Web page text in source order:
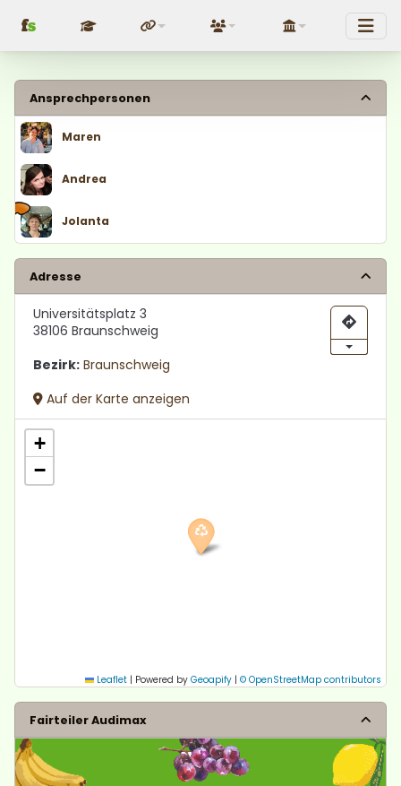
fs FundraisingÜber uns Politik
Ansprechpersonen
Maren
Andrea
Jolanta
Adresse
Universitätsplatz 3
38106 Braunschweig
Bezirk: Braunschweig
Auf der Karte anzeigen
+
−
Leaflet | Powered by Geoapify | © OpenStreetMap contributors
Fairteiler Audimax